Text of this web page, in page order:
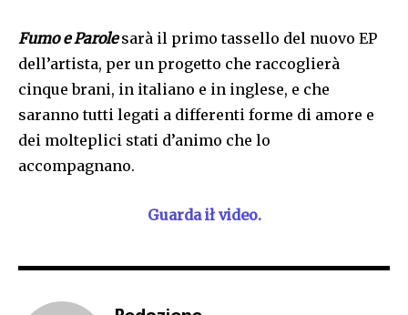
Fumo e Parolesarà il primo tassello del nuovo EP
dell’artista, per un progetto che raccoglierà
cinque brani, in italiano e in inglese, e che
saranno tutti legati a differenti forme di amore e
dei molteplici stati d’animo che lo
accompagnano.
Guarda ił video.